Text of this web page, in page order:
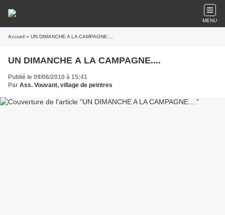
MENU
Accueil » UN DIMANCHE A LA CAMPAGNE....
UN DIMANCHE A LA CAMPAGNE....
Publié le 09/06/2010 à 15:41
Par Ass. Vouvant, village de peintres